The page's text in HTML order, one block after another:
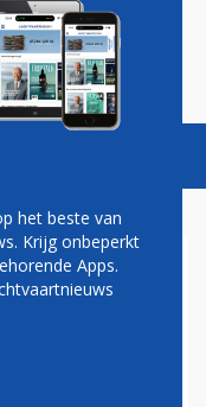
Vacatures
KOSTE
het beste van
Krijg onbeperkt
Apps.